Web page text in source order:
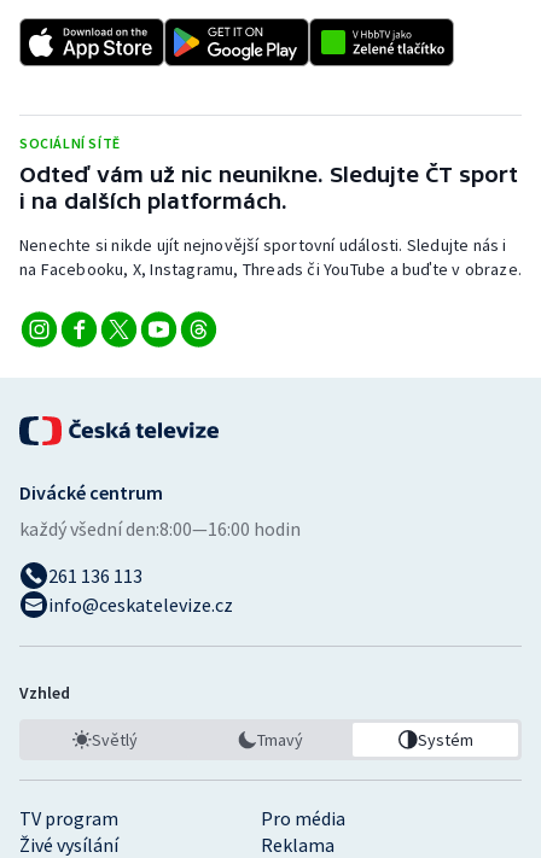
Ragby
Rychlostní kanoistika
Sportovní střelba
Stolní tenis
Veslování
Volejbal
SOCIÁLNÍ SÍTĚ
Odteď vám už nic neunikne. Sledujte ČT sport
i na dalších platformách.
Nenechte si nikde ujít nejnovější sportovní události. Sledujte nás i
na Facebooku, X, Instagramu, Threads či YouTube a buďte v obraze.
TV program
Pro média
Živé vysílání
Reklama
Divácké centrum
každý všední den:8:00—16:00 hodin
261 136 113
info@ceskatelevize.cz
Vzhled
Světlý Tmavý Systém